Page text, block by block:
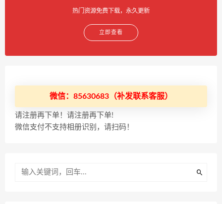
热门资源免费下载，永久更新
立即查看
微信：85630683（补发联系客服）
请注册再下单！请注册再下单!
微信支付不支持相册识别，请扫码！